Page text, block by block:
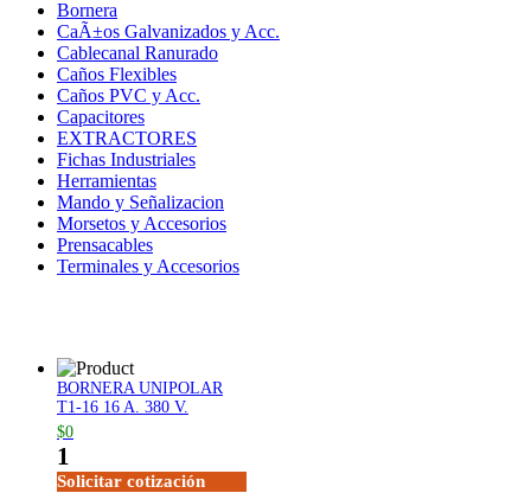
Bornera
CaÃ±os Galvanizados y Acc.
Cablecanal Ranurado
Caños Flexibles
Caños PVC y Acc.
Capacitores
EXTRACTORES
Fichas Industriales
Herramientas
Mando y Señalizacion
Morsetos y Accesorios
Prensacables
Terminales y Accesorios
BORNERA UNIPOLAR
T1-16 16 A. 380 V.
$0
1
Solicitar cotización